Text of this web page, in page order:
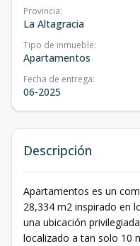
Provincia:
La Altagracia
Tipo de inmueble:
Apartamentos
Fecha de entrega:
06-2025
Descripción
Apartamentos es un
28,334 m2 inspirado en
una ubicación
localizado a tan solo 10